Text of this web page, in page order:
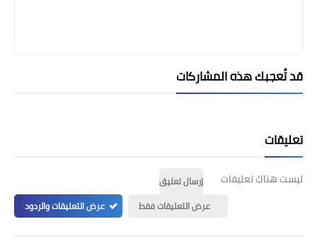
قد تُعجبك هذه المشاركات
تعليقات
ليست هناك تعليقات
إرسال تعليق
عرض التعليقات فقط
عرض التعليقات والردود